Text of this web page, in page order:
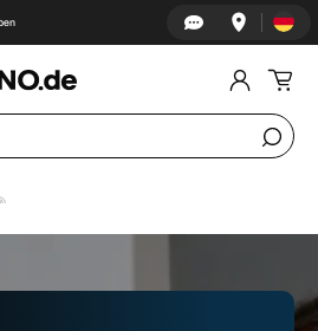
öffnen Land/